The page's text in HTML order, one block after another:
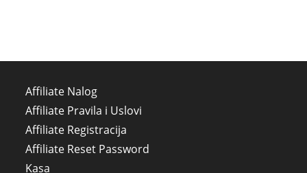
Affiliate Nalog
Affiliate Pravila i Uslovi
Affiliate Registracija
Affiliate Reset Password
Kasa